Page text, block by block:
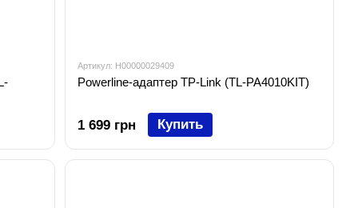
Артикул: H00000029409
Powerline-адаптер TP-Link (TL-PA4010KIT)
1 699 грн Купить